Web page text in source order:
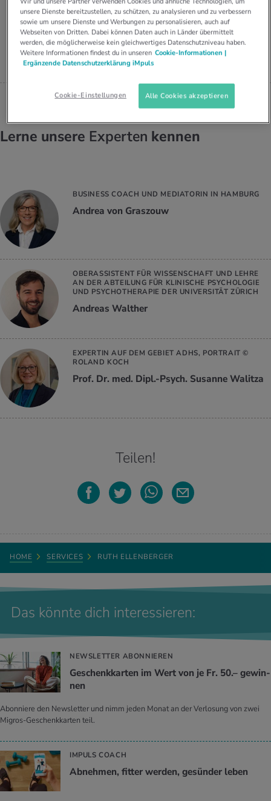
& Intoleranzen
BMI berechnen
Kalorienverbrauch berechnen
Wissen
Mund- & Zahnpflege
THEMEN IM BEREICH SERVICES
Angebote
Tools, Test & Quizze
DIPL. ERNÄHRUNGSBERATERIN
HF, SVDE, IST CO-
GESCHÄFTSFÜHRERIN IM
ERNÄHRUNGSZENTRUM ZÜRICH
Ruth Ellenberger
Lerne unsere Experten kennen
BUSINESS COACH UND MEDIATORIN IN HAMBURG
Andrea von Graszouw
OBERASSISTENT FÜR WISSENSCHAFT UND LEHRE
AN DER ABTEILUNG FÜR KLINISCHE PSYCHOLOGIE
UND PSYCHOTHERAPIE DER UNIVERSITÄT ZÜRICH
Andreas Walther
EXPERTIN AUF DEM GEBIET ADHS, PORTRAIT ©
ROLAND KOCH
Prof. Dr. med. Dipl.-Psych. Susanne Walitza
Teilen!
HOME SERVICES RUTH ELLENBERGER
Das könnte dich interessieren:
NEWSLETTER ABONNIEREN
Ge­schenk­kar­ten im Wert von je Fr. 50.– ge­win­
nen
Abonniere den Newsletter und nimm jeden Monat an der Verlosung von zwei
Migros-Geschenkkarten teil.
IMPULS COACH
Ab­neh­men, fit­ter wer­den, ge­sün­der leben
unsere Dienste bereitzustellen, zu schützen, zu analysieren und zu verbessern
sowie um unsere Dienste und Werbungen zu personalisieren, auch auf
Webseiten von Dritten. Dabei können Daten auch in Länder übermittelt
werden, die möglicherweise kein gleichwertiges Datenschutzniveau haben.
Weitere Informationen findest du in unseren Cookie-Informationen |
Ergänzende Datenschutzerklärung iMpuls
Cookie-Einstellungen Alle Cookies akzeptieren